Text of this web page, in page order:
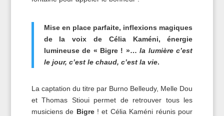
Mise en place parfaite, inflexions magiques
de la voix de Célia Kaméni, énergie
lumineuse de « Bigre ! »…la lumière c’est
le jour, c’est le chaud, c’est la vie.
La captation du titre par Burno Belleudy, Melle Dou
et Thomas Stioui permet de retrouver tous les
musiciens de Bigre! et Célia Kaméni réunis pour